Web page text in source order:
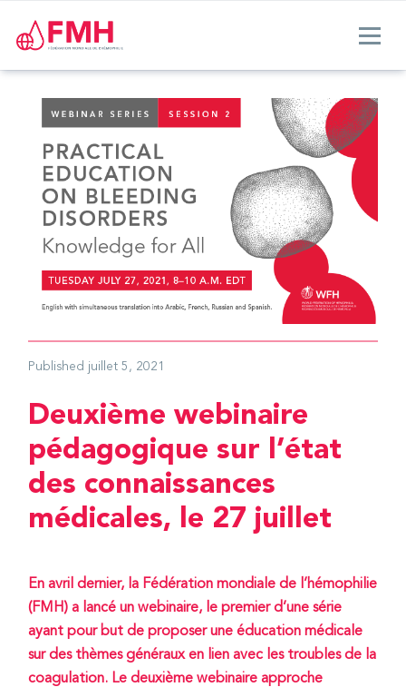
Published juillet 5, 2021
Deuxième webinaire
pédagogique sur l’état
des connaissances
médicales, le 27 juillet
En avril dernier, la Fédération mondiale de l’hémophilie
(FMH) a lancé un webinaire, le premier d’une série
ayant pour but de proposer une éducation médicale
sur des thèmes généraux en lien avec les troubles de la
coagulation. Le deuxième webinaire approche